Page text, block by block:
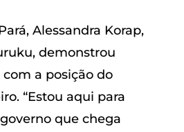
Alessandra Korap,
demonstrou
a posição do
“Estou aqui para
que chega